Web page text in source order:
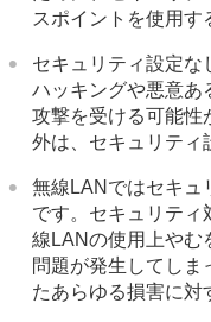
ファインダー/モ
電力設定
USB設定
外部出力設定
一般設定
パソコンでできること
クラウドサービスを利用す
資料
故障かな？と思ったら
スポイントを使用す
セキュリティ設定な
ハッキングや悪意あ
攻撃を受ける可能性
外は、セキュリティ
無線LANではセキュ
です。セキュリティ
線LANの使用上やむ
問題が発生してしま
たあらゆる損害に対